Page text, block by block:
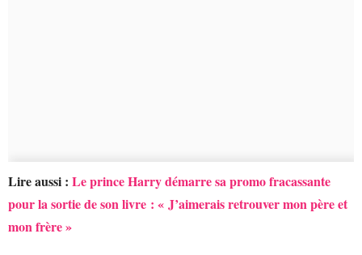
Lire aussi : Le prince Harry démarre sa promo fracassante
pour la sortie de son livre : « J’aimerais retrouver mon père et
mon frère »